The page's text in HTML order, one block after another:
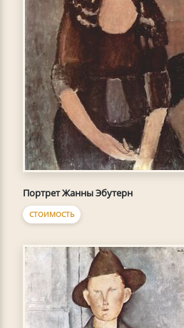
Портрет Жанны Эбутерн
СТОИМОСТЬ